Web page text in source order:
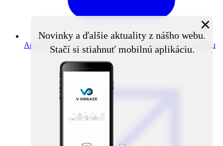
Aplikácia V obraze Novinky z obce priamo do vášho mobilu
Novinky a ďalšie aktuality z nášho webu.
Stačí si stiahnuť mobilnú aplikáciu.
×